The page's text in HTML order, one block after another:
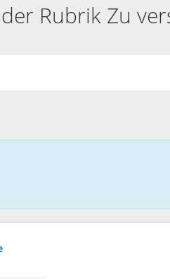
Rubrik Zu